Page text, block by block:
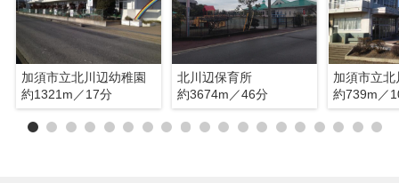
加須市立北川辺幼稚園
約1321m／17分
北川辺保育所
約3674m／46分
約739m／